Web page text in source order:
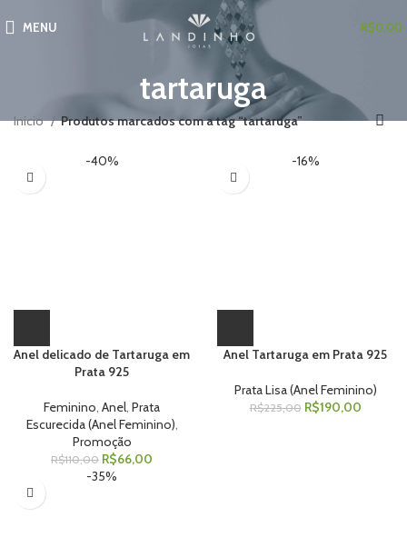
MENU R$0,00
tartaruga
Início Produtos marcados com a tag “tartaruga”
-40%
Anel delicado de Tartaruga em
Prata 925
Feminino, Anel, Prata
Escurecida (Anel Feminino),
Promoção
R$110,00 R$66,00
-16%
Anel Tartaruga em Prata 925
Prata Lisa (Anel Feminino)
R$225,00 R$190,00
-35%